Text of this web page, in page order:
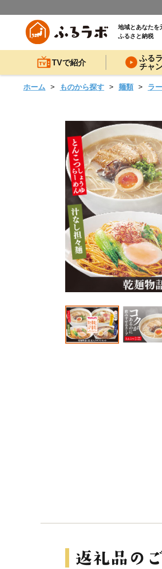
地域とあなたを
ふるさと納税
TVで紹介
ふる
チャ
ホーム ものから探す 麺類 ラ